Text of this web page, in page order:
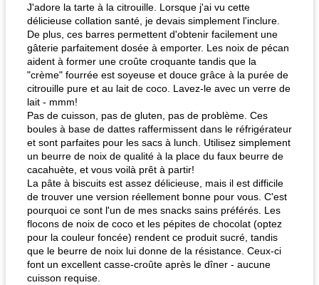
J'adore la tarte à la citrouille. Lorsque j'ai vu cette
délicieuse collation santé, je devais simplement l'inclure.
De plus, ces barres permettent d'obtenir facilement une
gâterie parfaitement dosée à emporter. Les noix de pécan
aident à former une croûte croquante tandis que la
"crème" fourrée est soyeuse et douce grâce à la purée de
citrouille pure et au lait de coco. Lavez-le avec un verre de
lait - mmm!
Pas de cuisson, pas de gluten, pas de problème. Ces
boules à base de dattes raffermissent dans le réfrigérateur
et sont parfaites pour les sacs à lunch. Utilisez simplement
un beurre de noix de qualité à la place du faux beurre de
cacahuète, et vous voilà prêt à partir!
La pâte à biscuits est assez délicieuse, mais il est difficile
de trouver une version réellement bonne pour vous. C'est
pourquoi ce sont l'un de mes snacks sains préférés. Les
flocons de noix de coco et les pépites de chocolat (optez
pour la couleur foncée) rendent ce produit sucré, tandis
que le beurre de noix lui donne de la résistance. Ceux-ci
font un excellent casse-croûte après le dîner - aucune
cuisson requise.